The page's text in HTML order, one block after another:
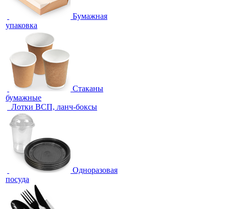
Бумажная
упаковка
Стаканы
бумажные
Лотки ВСП, ланч-боксы
Одноразовая
посуда